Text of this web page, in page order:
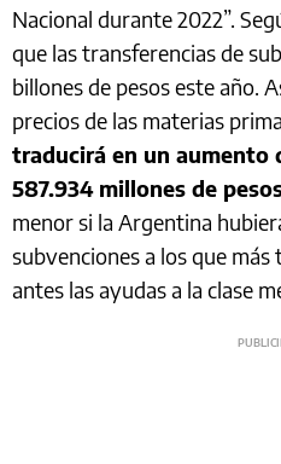
Nacional durante 2022”.
que las transferencias de
billones de pesos este año.
precios de las materias
traducirá en un aumento
587.934 millones de
menor si la Argentina
subvenciones a los que
antes las ayudas a la clase